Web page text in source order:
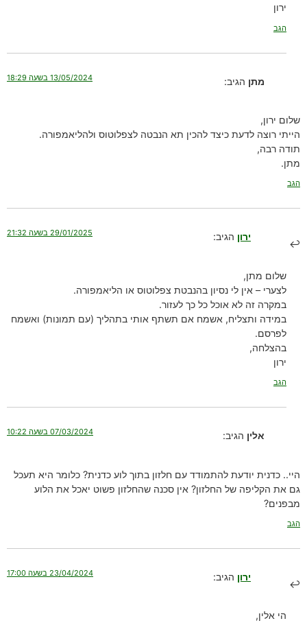
ירון
הגב
מתן הגיב: 13/05/2024 בשעה 18:29
שלום ירון,
הייתי רוצה לדעת כיצד להכין תא הנבטה לצפלוטוס ולהליאמפורה.
תודה רבה,
מתן.
הגב
ירון הגיב: 29/01/2025 בשעה 21:32
שלום מתן,
לצערי – אין לי נסיון בהנבטת צפלוטוס או הליאמפורה.
במקרה זה לא אוכל כל כך לעזור.
במידה ותצליח, אשמח אם תשתף אותי בתהליך (עם תמונות) ואשמח
לפרסם.
בהצלחה,
ירון
הגב
אלין הגיב: 07/03/2024 בשעה 10:22
היי.. כדנית יודעת להתמודד עם חלזון בתוך לוע כדנית? כלומר היא תעכל
גם את הקליפה של החלזון? אין סכנה שהחלזון פשוט יאכל את הלוע
מבפנים?
הגב
ירון הגיב: 23/04/2024 בשעה 17:00
הי אלין,